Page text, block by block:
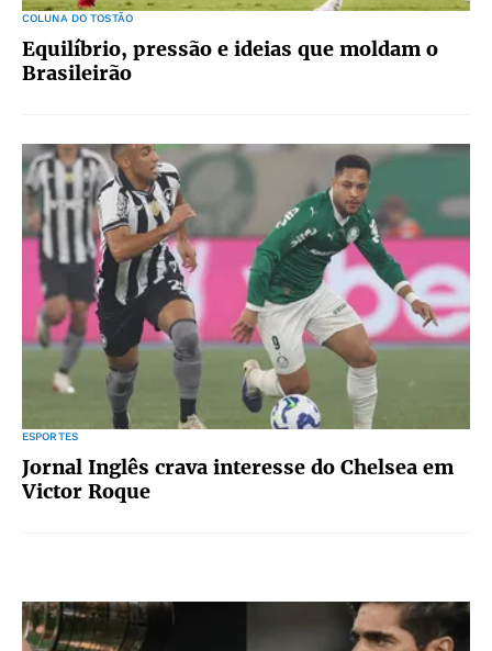
COLUNA DO TOSTÃO
Equilíbrio, pressão e ideias que moldam o
Brasileirão
ESPORTES
Jornal Inglês crava interesse do Chelsea em
Victor Roque